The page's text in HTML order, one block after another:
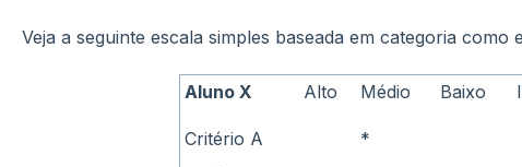
Veja a seguinte escala simples baseada em categoria como
Aluno X Alto Médio Baixo
Critério A
*